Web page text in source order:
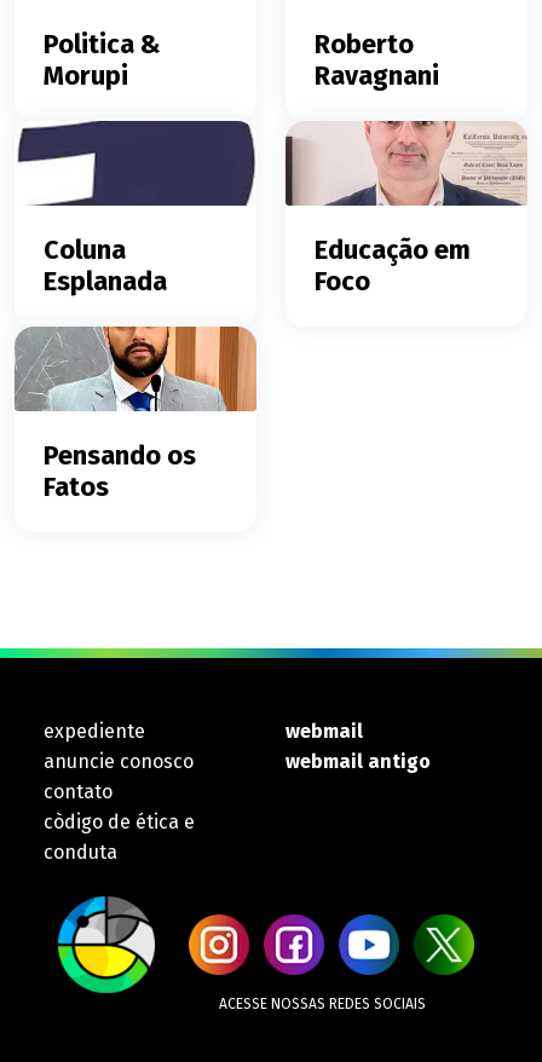
Politica &
Morupi
Roberto
Ravagnani
Coluna
Esplanada
Educação em
Foco
Pensando os
Fatos
expediente
anuncie conosco
contato
còdigo de ética e
conduta
webmail
webmail antigo
ACESSE NOSSAS REDES SOCIAIS